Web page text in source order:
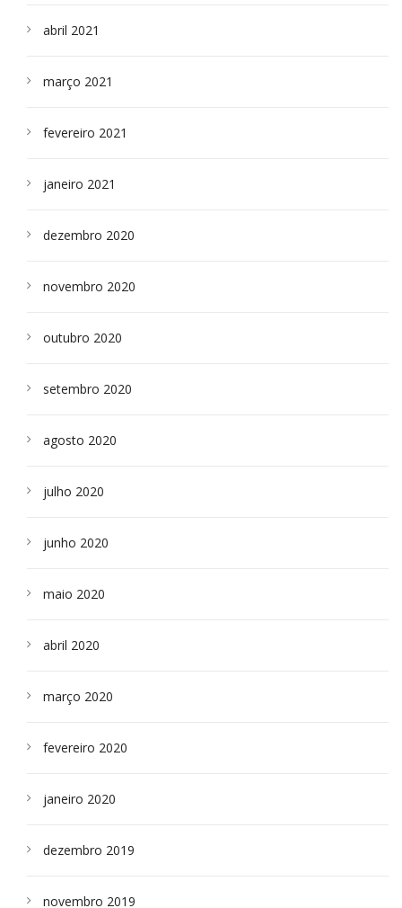
abril 2021
março 2021
fevereiro 2021
janeiro 2021
dezembro 2020
novembro 2020
outubro 2020
setembro 2020
agosto 2020
julho 2020
junho 2020
maio 2020
abril 2020
março 2020
fevereiro 2020
janeiro 2020
dezembro 2019
novembro 2019